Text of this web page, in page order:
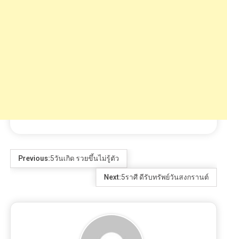
Previous:5วันเกิด รวยขึ้นไม่รู้ตัว
Next:5ราศี ดีรับทรัพย์วันสงกรานต์